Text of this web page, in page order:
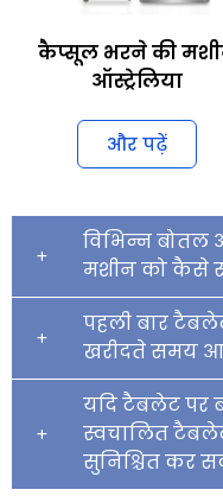
कैप्सूल भरने की
ऑस्ट्रेलिया
और पढ़ें
विभिन्न बोतल
मशीन को कैसे
पहली बार
खरीदते समय
यदि टैबलेट पर
स्वचालित
सुनिश्चित कर